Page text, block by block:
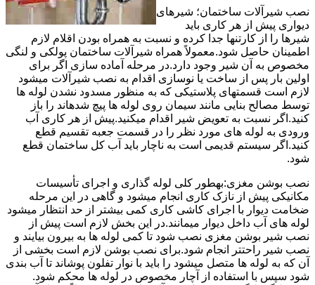
نصب شیرآلات ساختمان؛ شیرهای
دیواری پیش از هر کاری باید
شیرها را از کارتنها جدا کرده و نسبت به همراه بودن اقلام لازم
اطمینان حاصل شود.معمولاً همراه شیرآلات ساختمان پولکی و لنگی
مخصوص به آن شیر وجود دارد.در مرحله آماده سازی اگر برای
اولین بار پس از ساخت یا نوسازی اقدام به نصب شیرآلات میشود
لازم است قسمتهای پلاستیکی که به منظور مسدود نشدن لوله ها
توسط مصالح بنایی مانند سیمان روی لوله ها پیچ شدهاند را باز
کنید.اگر نسبت به تعویض شیر اقدام میکنید.پیش از هر کاری آب
ورودی به لوله های مورد نظر را در قسمت جعبه تقسیم قطع
کنید.اگر سیستم قدیمی است به ناچار باید آب کل ساختمان قطع
شود.
نصب بوشن مغزی:بهطور کلی لوله گذاری و اجرای تأسیسات
مکانیکی پیش از نازک کاری انجام میشود و گاهی در این مرحله
ضخامت دیوار با اجرای کاشی کاری کمی بیشتر از حد انتظار میشود
لوله های آب داخل دیوار میمانند.در این بخش لازم است پیش از
نصب شیر بوشن مغزی نصب شود تا کمی لوله ها به بیرون بیایند و
نصب شیر راحتتر انجام شود.برای نصب بوشن لازم است بخشی از
آن که به لوله ها متصل میشود را باید با نوار تفلون پوشاند تا آب بندی
شود سپس با استفاده از آچار مخصوص در لوله ها محکم شود.